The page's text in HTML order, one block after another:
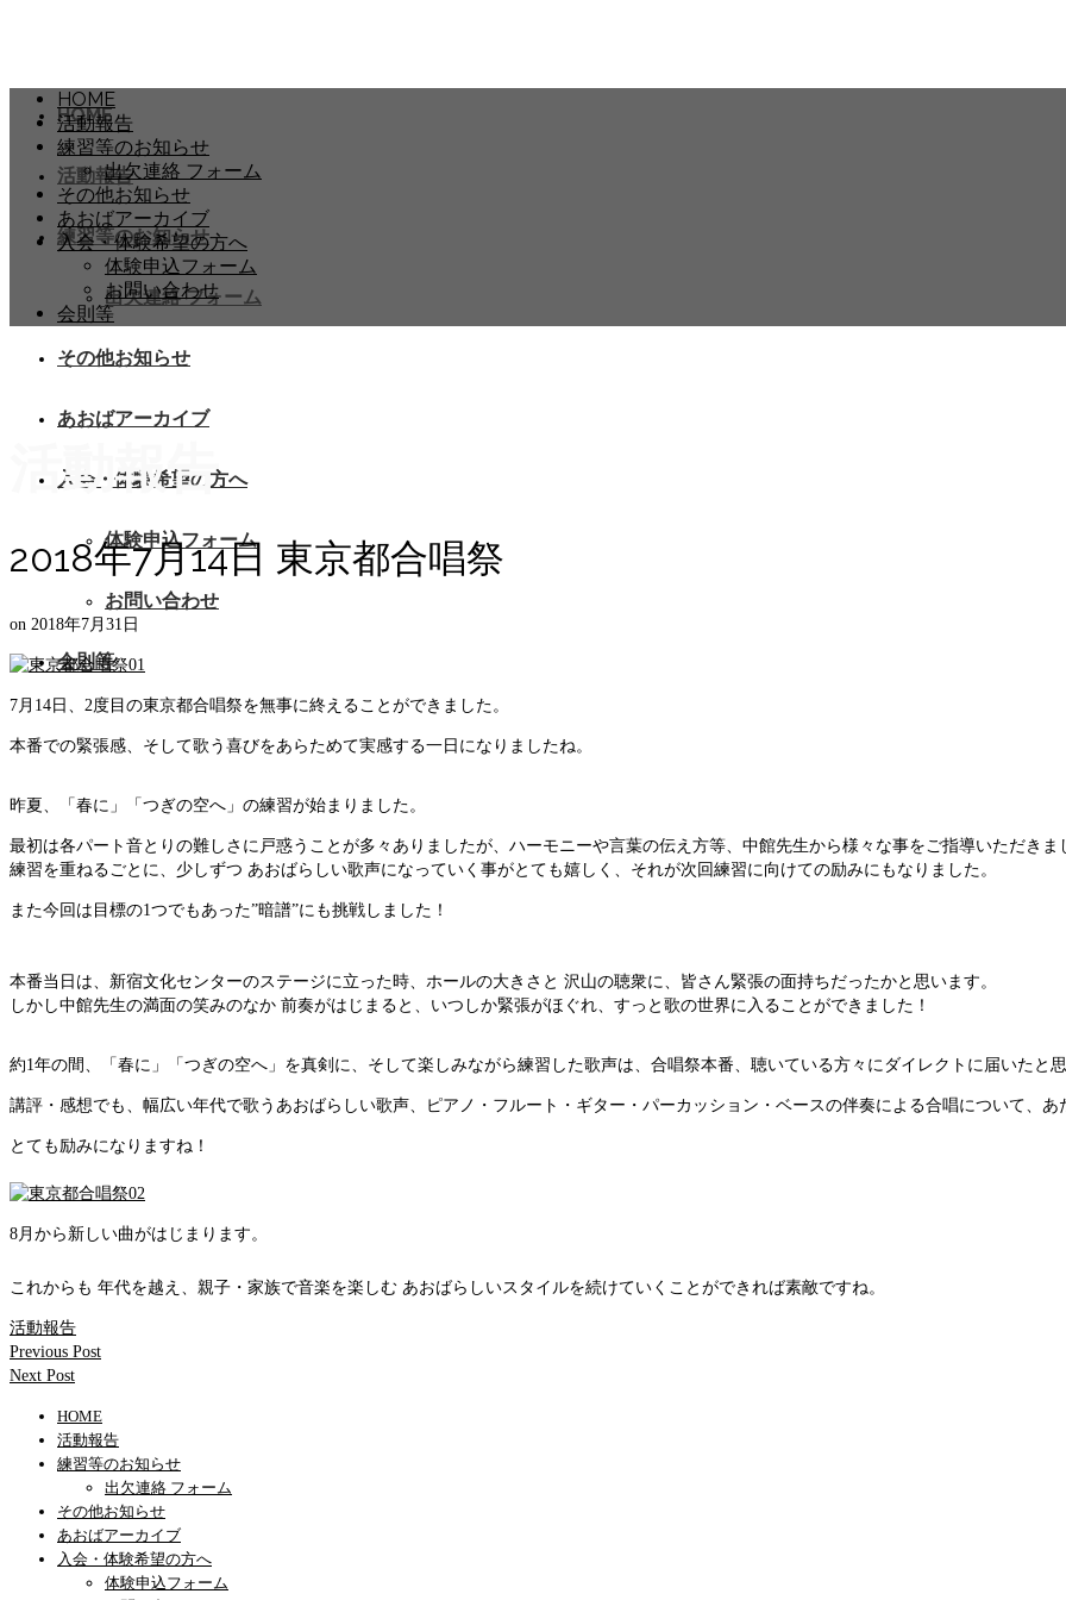
HOME
活動報告
練習等のお知らせ
出欠連絡 フォーム
その他お知らせ
あおばアーカイブ
入会・体験希望の方へ
体験申込フォーム
お問い合わせ
会則等
HOME
活動報告
練習等のお知らせ
出欠連絡 フォーム
その他お知らせ
あおばアーカイブ
入会・体験希望の方へ
体験申込フォーム
お問い合わせ
会則等
活動報告
2018年7月14日 東京都合唱祭
on 2018年7月31日
7月14日、2度目の東京都合唱祭を無事に終えることができました。
本番での緊張感、そして歌う喜びをあらためて実感する一日になりましたね。
昨夏、「春に」「つぎの空へ」の練習が始まりました。
最初は各パート音とりの難しさに戸惑うことが多々ありましたが、ハーモニーや言葉の伝え方等、中館先生から様々な事をご指導いただきま
練習を重ねるごとに、少しずつ あおばらしい歌声になっていく事がとても嬉しく、それが次回練習に向けての励みにもなりました。
また今回は目標の1つでもあった”暗譜”にも挑戦しました！
本番当日は、新宿文化センターのステージに立った時、ホールの大きさと 沢山の聴衆に、皆さん緊張の面持ちだったかと思います。
しかし中館先生の満面の笑みのなか 前奏がはじまると、いつしか緊張がほぐれ、すっと歌の世界に入ることができました！
約1年の間、「春に」「つぎの空へ」を真剣に、そして楽しみながら練習した歌声は、合唱祭本番、聴いている方々にダイレクトに届いたと思
講評・感想でも、幅広い年代で歌うあおばらしい歌声、ピアノ・フルート・ギター・パーカッション・ベースの伴奏による合唱について、あ
とても励みになりますね！
8月から新しい曲がはじまります。
これからも 年代を越え、親子・家族で音楽を楽しむ あおばらしいスタイルを続けていくことができれば素敵ですね。
活動報告
Previous Post
Next Post
HOME
活動報告
練習等のお知らせ
出欠連絡 フォーム
その他お知らせ
あおばアーカイブ
入会・体験希望の方へ
体験申込フォーム